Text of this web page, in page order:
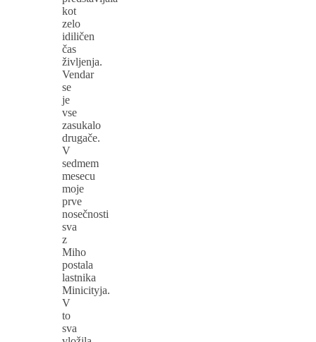
kot
zelo
idiličen
čas
življenja.
Vendar
se
je
vse
zasukalo
drugače.
V
sedmem
mesecu
moje
prve
nosečnosti
sva
z
Miho
postala
lastnika
Minicityja.
V
to
sva